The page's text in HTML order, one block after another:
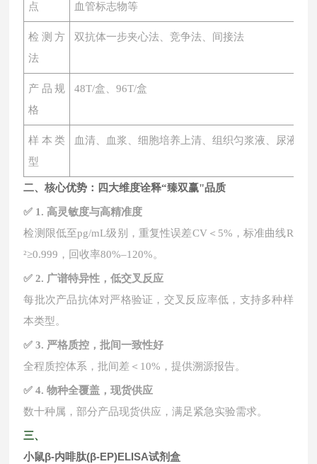
点
血管标志物等
检测方
法
双抗体一步夹心法、竞争法、间接法
产品规
格
48T/盒、96T/盒
样本类
型
血清、血浆、细胞培养上清、组织匀浆液、尿液、
二、核心优势：四大维度诠释“臻双赢"品质
✅ 1. 高灵敏度与高精准度
检测限低至pg/mL级别，重复性误差CV＜5%，标准曲线R
²≥0.999，回收率80%–120%。
✅ 2. 广谱特异性，低交叉反应
每批次产品抗体对严格验证，交叉反应率低，支持多种样
本类型。
✅ 3. 严格质控，批间一致性好
全程质控体系，批间差＜ 10%，提供溯源报告。
✅ 4. 物种全覆盖，现货供应
数十种属，部分产品现货供应，满足紧急实验需求。
三、
小鼠β-内啡肽(β-EP)ELISA试剂盒